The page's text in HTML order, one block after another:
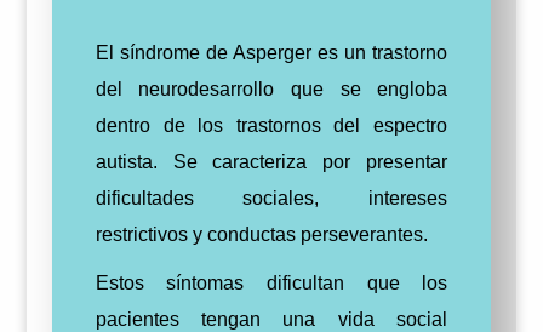
El síndrome de Asperger es un trastorno
del neurodesarrollo que se engloba
dentro de los trastornos del espectro
autista. Se caracteriza por presentar
dificultades sociales, intereses
restrictivos y conductas perseverantes.
Estos síntomas dificultan que los
pacientes tengan una vida social